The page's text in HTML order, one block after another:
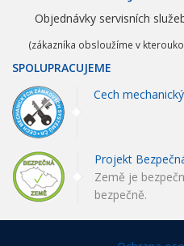
Objednávky servisních
(zákazníka obsloužíme v
SPOLUPRACUJEME
Cech
Projekt
Země je
bezpečně.